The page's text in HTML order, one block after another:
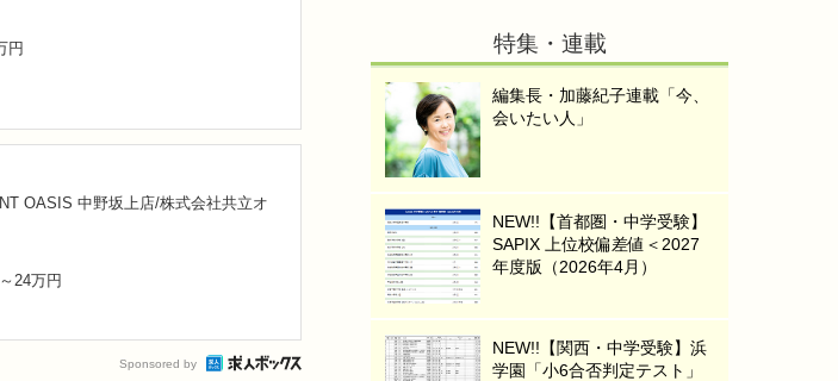
円
OASIS 中野坂上店/株式会社共立オ
24万円
Sponsored by
特集・連載
編集長・加藤紀子連載「今、
会いたい人」
NEW!!【首都圏・中学受験】
SAPIX 上位校偏差値＜2027
年度版（2026年4月）
NEW!!【関西・中学受験】浜
学園「小6合否判定テスト」